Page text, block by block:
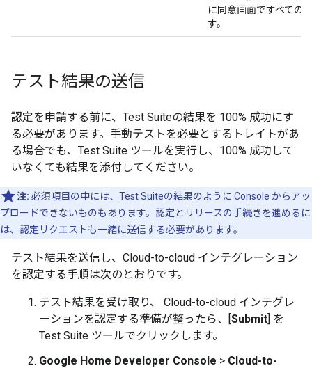
に同意画面ですべての
す。
テスト結果の送信
認定を申請する前に、 Test Suiteの結果を 100% 成功にす
る必要があります。手動テストを必要とするトレイトがあ
る場合でも、 Test Suite ツールを実行し、100% 成功して
いなくても結果を添付してください。
注: 必須項目の中には、 Test Suiteの結果のように Console からアッ
プロードできないものもあります。認定とリリースの手続きを進めるに
は、認定リクエストも一緒に送信する必要があります。
テスト結果を送信し、 Cloud-to-cloud インテグレーション
を認定する手順は次のとおりです。
テスト結果を受け取り、 Cloud-to-cloud インテグレ
ーションを認定する準備が整ったら、[Submit] を
Test Suite ツールでクリックします。
Google Home Developer Console > Cloud-to-